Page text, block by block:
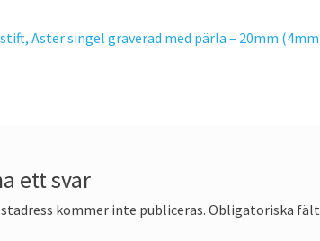
Aster singel graverad med pärla – 20mm
ett svar
kommer inte publiceras. Obligatoriska